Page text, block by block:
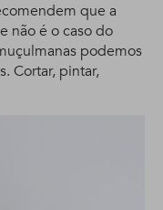
que a
não é o caso do
podemos
Cortar, pintar,